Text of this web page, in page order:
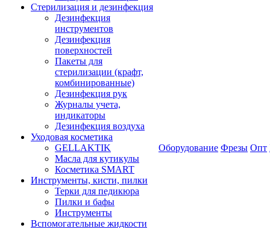
Стерилизация и дезинфекция
Дезинфекция
инструментов
Дезинфекция
поверхностей
Пакеты для
стерилизации (крафт,
комбинированные)
Дезинфекция рук
Журналы учета,
индикаторы
Дезинфекция воздуха
Уходовая косметика
GELLAKTIK
Масла для кутикулы
Косметика SMART
Инструменты, кисти, пилки
Терки для педикюра
Пилки и бафы
Инструменты
Вспомогательные жидкости
Оборудование Фрезы Опт